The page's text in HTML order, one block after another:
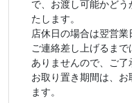
で、お渡し可能かど
たします。
店休日の場合は翌営業
ご連絡差し上げるま
ありませんので、ご了
お取り置き期間は、
ます。